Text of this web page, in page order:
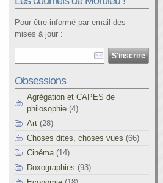
Pour être informé par email des
mises à jour :
Obsessions
Agrégation et CAPES de
philosophie (4)
Art (28)
Choses dites, choses vues (66)
Cinéma (14)
Doxographies (93)